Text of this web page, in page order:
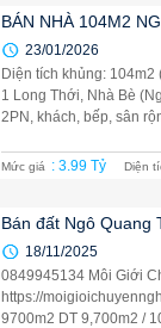
BÁN NHÀ 104M2
23/01/2026
Diện tích khủng:
1 Long Thới, Nhà Bè
2PN, khách, bếp, sân
Mức giá : 3.99 Tỷ Diện
Bán đất Ngô Quang
18/11/2025
0849945134 Môi Giới
https://
9700m2 DT 9,700m2 /